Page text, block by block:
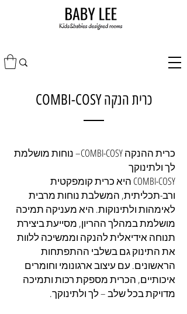
כרית הנקה COMBI-COSY
כרית ההנקה COMBI-COSY– נוחות מושלמת
לך ולתינוקך
COMBI-COSY היא כרית קומפקטית
ורב-תכליתית, המשלבת נוחות מרבית
לאימהות ולתינוקות. היא מעניקה תמיכה
מושלמת במהלך ההריון, מסייעת ביצירת
תנוחה אידיאלית להנקה וממשיכה ללוות
את התינוק גם בשלבי ההתפתחות
הראשונים. עם עיצוב ארגונומי וחומרים
איכותיים, הכרית מספקת רכות ותמיכה
מדויקת בכל שלב – לך ולתינוקך.